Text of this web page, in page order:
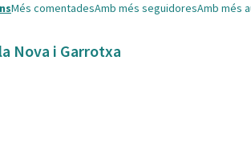
Més comentadesAmb més seguidoresAmb més
Nova i Garrotxa